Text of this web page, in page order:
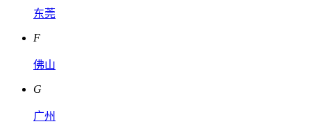
东莞
F
佛山
G
广州